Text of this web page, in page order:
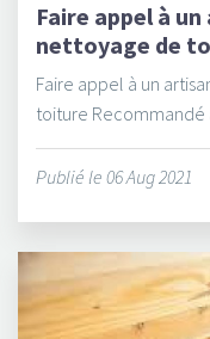
Faire appel à
nettoyage de
Faire appel à un
toiture Recommandé
Publié le 06 Aug 2021